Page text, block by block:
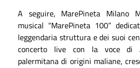
A seguire, MarePineta Milano
musical “MarePineta 100”
leggendaria struttura e dei suoi
concerto live con la voce di
palermitana di origini maliane,